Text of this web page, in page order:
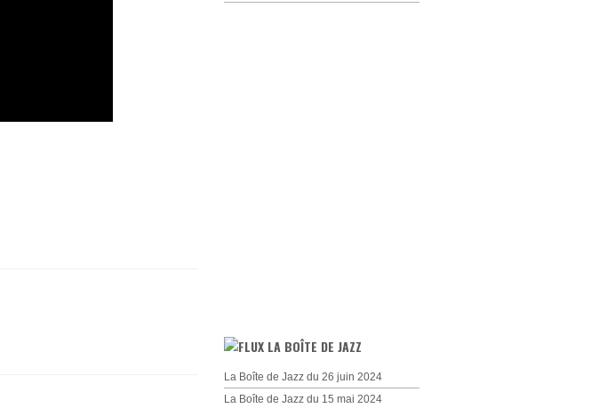
LA BOÎTE DE JAZZ
La Boîte de Jazz du 26 juin 2024
La Boîte de Jazz du 15 mai 2024